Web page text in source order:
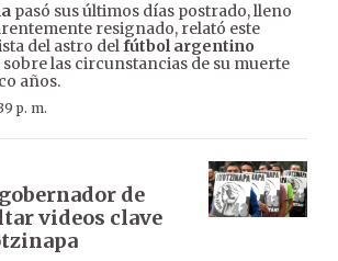
pasó sus últimos días postrado, lleno
resignado, relató este
del astro delfútbol argentino
las circunstancias de su muerte
años.
p. m.
de
videos clave